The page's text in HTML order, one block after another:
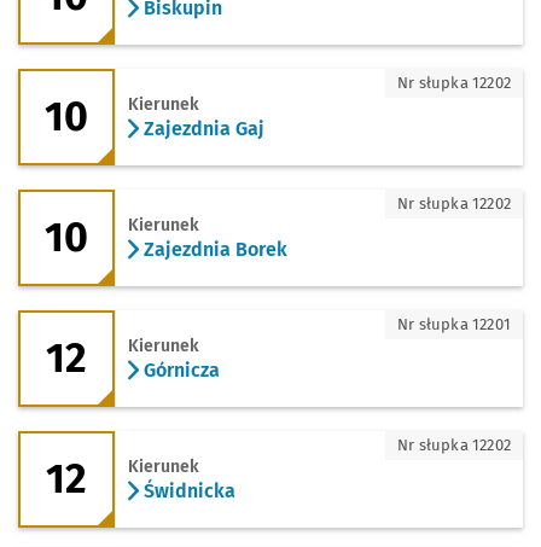
Biskupin
10 - kierunek Zajezdnia Gaj
10 Kierunek
Zajezdnia Gaj
Nr słupka 12202
10 - kierunek Zajezdnia Borek
10 Kierunek
Zajezdnia Borek
Nr słupka 12202
12 - kierunek Górnicza
12 Kierunek
Górnicza
Nr słupka 12201
12 - kierunek Świdnicka
12 Kierunek
Świdnicka
Nr słupka 12202